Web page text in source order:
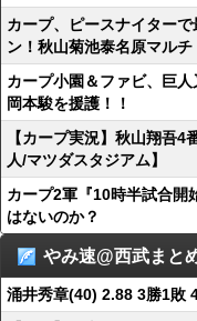
カープ、ピースナイター
ン！秋山菊池泰名原マルチ
カープ小園＆ファビ、巨
岡本駿を援護！！
【カープ実況】秋山翔吾
人/マツダスタジアム】
カープ2軍『10時半試合
はないのか？
やみ速@西武まと
涌井秀章(40) 2.88 3勝1敗